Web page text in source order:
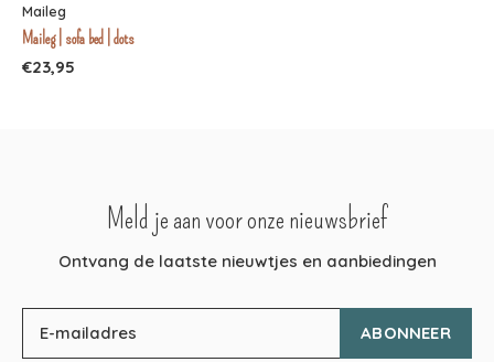
Maileg
Maileg | sofa bed | dots
€23,95
Meld je aan voor onze nieuwsbrief
Ontvang de laatste nieuwtjes en aanbiedingen
ABONNEER